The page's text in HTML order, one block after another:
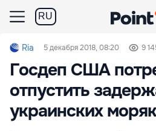
RU
Ria 5 декабря 2018, 08:20 9
Госдеп США
отпустить
украинских